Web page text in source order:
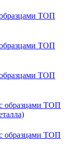
ТОП
ТОП
ТОП
образцами ТОП
образцами ТОП